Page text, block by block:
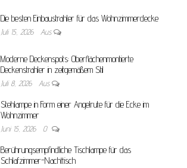
Die besten Einbaustrahler für das Wohnzimmerdecke
Juli 15, 2026 Aus
Moderne Deckenspots: Oberflächenmontierte
Deckenstrahler in zeitgemäßem Stil
Juli 8, 2026 Aus
Stehlampe in Form einer Angelrute für die Ecke im
Wohnzimmer
Juni 15, 2026 0
Berührungsempfindliche Tischlampe für das
Schlafzimmer-Nachttisch